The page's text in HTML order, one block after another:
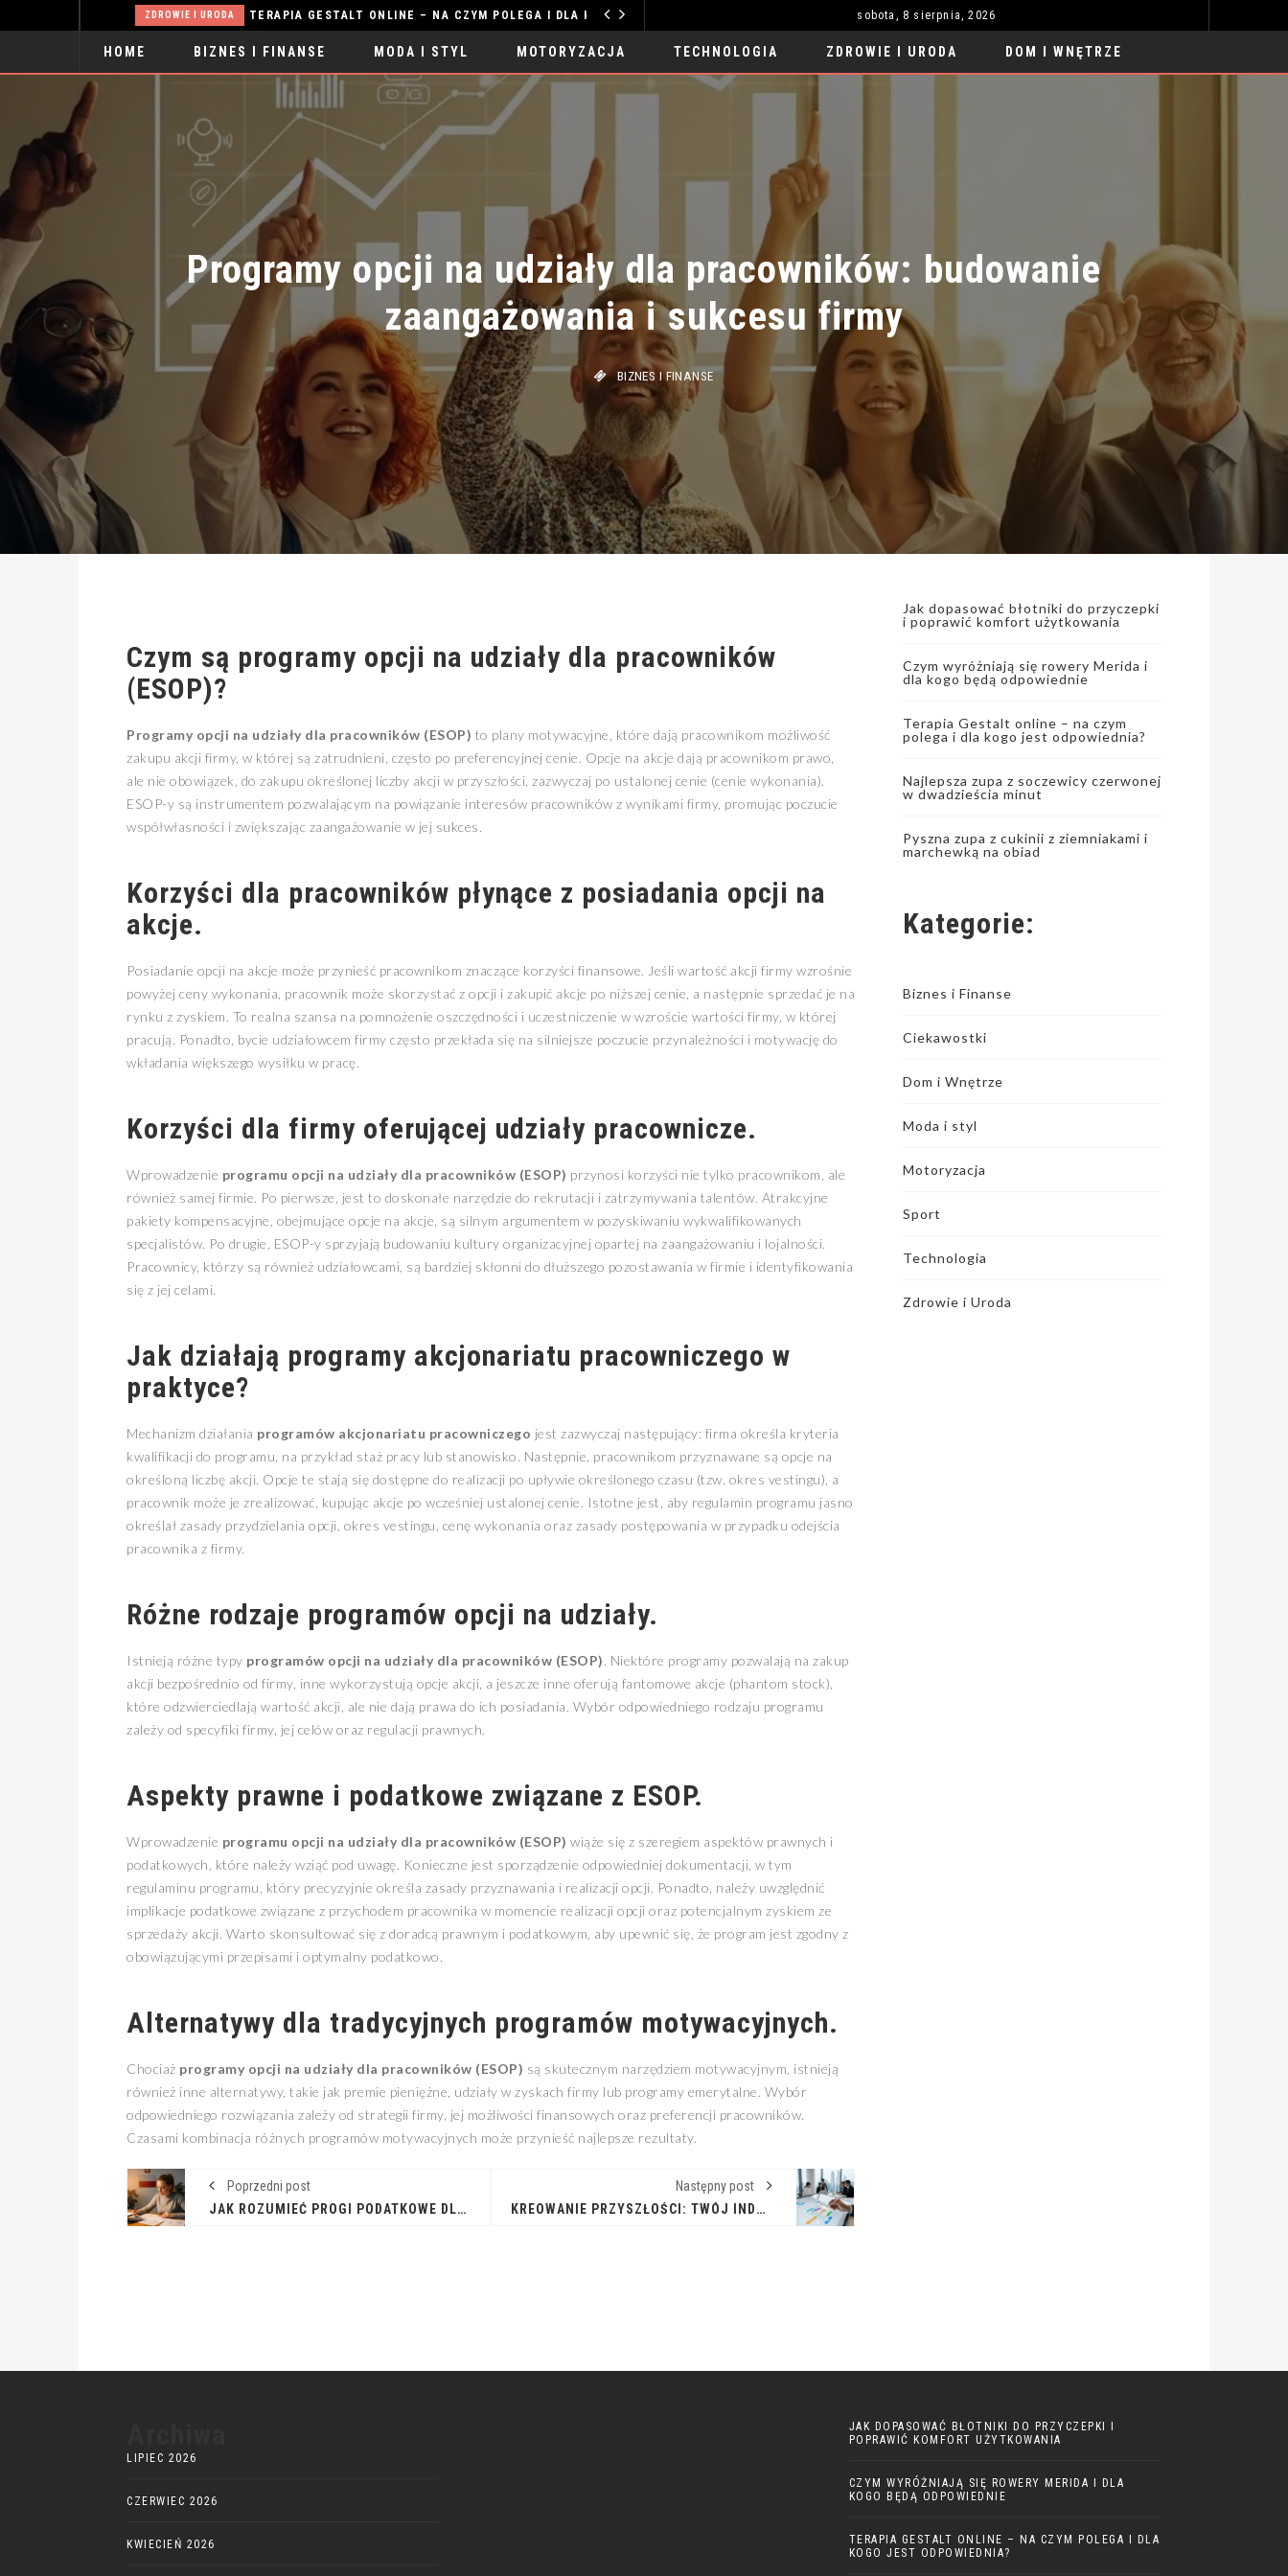
ZDROWIE I URODA TERAPIA GESTALT ONLINE – NA CZYM POLEGA I DLA KOGO JEST ODPOWIEDNIA? sobota, 8 sierpnia, 2026
HOME BIZNES I FINANSE MODA I STYL MOTORYZACJA TECHNOLOGIA ZDROWIE I URODA DOM I WNĘTRZE
Programy opcji na udziały dla pracowników: budowanie
zaangażowania i sukcesu firmy
BIZNES I FINANSE
Czym są programy opcji na udziały dla pracowników
(ESOP)?
Programy opcji na udziały dla pracowników (ESOP) to plany motywacyjne, które dają pracownikom możliwość
zakupu akcji firmy, w której są zatrudnieni, często po preferencyjnej cenie. Opcje na akcje dają pracownikom prawo,
ale nie obowiązek, do zakupu określonej liczby akcji w przyszłości, zazwyczaj po ustalonej cenie (cenie wykonania).
ESOP-y są instrumentem pozwalającym na powiązanie interesów pracowników z wynikami firmy, promując poczucie
współwłasności i zwiększając zaangażowanie w jej sukces.
Korzyści dla pracowników płynące z posiadania opcji na
akcje.
Posiadanie opcji na akcje może przynieść pracownikom znaczące korzyści finansowe. Jeśli wartość akcji firmy wzrośnie
powyżej ceny wykonania, pracownik może skorzystać z opcji i zakupić akcje po niższej cenie, a następnie sprzedać je na
rynku z zyskiem. To realna szansa na pomnożenie oszczędności i uczestniczenie w wzroście wartości firmy, w której
pracują. Ponadto, bycie udziałowcem firmy często przekłada się na silniejsze poczucie przynależności i motywację do
wkładania większego wysiłku w pracę.
Korzyści dla firmy oferującej udziały pracownicze.
Wprowadzenie programu opcji na udziały dla pracowników (ESOP) przynosi korzyści nie tylko pracownikom, ale
również samej firmie. Po pierwsze, jest to doskonałe narzędzie do rekrutacji i zatrzymywania talentów. Atrakcyjne
pakiety kompensacyjne, obejmujące opcje na akcje, są silnym argumentem w pozyskiwaniu wykwalifikowanych
specjalistów. Po drugie, ESOP-y sprzyjają budowaniu kultury organizacyjnej opartej na zaangażowaniu i lojalności.
Pracownicy, którzy są również udziałowcami, są bardziej skłonni do dłuższego pozostawania w firmie i identyfikowania
się z jej celami.
Jak działają programy akcjonariatu pracowniczego w
praktyce?
Mechanizm działania programów akcjonariatu pracowniczego jest zazwyczaj następujący: firma określa kryteria
kwalifikacji do programu, na przykład staż pracy lub stanowisko. Następnie, pracownikom przyznawane są opcje na
określoną liczbę akcji. Opcje te stają się dostępne do realizacji po upływie określonego czasu (tzw. okres vestingu), a
pracownik może je zrealizować, kupując akcje po wcześniej ustalonej cenie. Istotne jest, aby regulamin programu jasno
określał zasady przydzielania opcji, okres vestingu, cenę wykonania oraz zasady postępowania w przypadku odejścia
pracownika z firmy.
Różne rodzaje programów opcji na udziały.
Istnieją różne typy programów opcji na udziały dla pracowników (ESOP). Niektóre programy pozwalają na zakup
akcji bezpośrednio od firmy, inne wykorzystują opcje akcji, a jeszcze inne oferują fantomowe akcje (phantom stock),
które odzwierciedlają wartość akcji, ale nie dają prawa do ich posiadania. Wybór odpowiedniego rodzaju programu
zależy od specyfiki firmy, jej celów oraz regulacji prawnych.
Aspekty prawne i podatkowe związane z ESOP.
Wprowadzenie programu opcji na udziały dla pracowników (ESOP) wiąże się z szeregiem aspektów prawnych i
podatkowych, które należy wziąć pod uwagę. Konieczne jest sporządzenie odpowiedniej dokumentacji, w tym
regulaminu programu, który precyzyjnie określa zasady przyznawania i realizacji opcji. Ponadto, należy uwzględnić
implikacje podatkowe związane z przychodem pracownika w momencie realizacji opcji oraz potencjalnym zyskiem ze
sprzedaży akcji. Warto skonsultować się z doradcą prawnym i podatkowym, aby upewnić się, że program jest zgodny z
obowiązującymi przepisami i optymalny podatkowo.
Alternatywy dla tradycyjnych programów motywacyjnych.
Chociaż programy opcji na udziały dla pracowników (ESOP) są skutecznym narzędziem motywacyjnym, istnieją
również inne alternatywy, takie jak premie pieniężne, udziały w zyskach firmy lub programy emerytalne. Wybór
odpowiedniego rozwiązania zależy od strategii firmy, jej możliwości finansowych oraz preferencji pracowników.
Czasami kombinacja różnych programów motywacyjnych może przynieść najlepsze rezultaty.
Poprzedni post
JAK ROZUMIEĆ PROGI PODATKOWE DLA OSÓB FIZYCZNYCH W POLSCE?
Następny post
KREOWANIE PRZYSZŁOŚCI: TWÓJ INDYWIDUALNY PLAN ROZWOJU ZAWODOWEGO
Jak dopasować błotniki do przyczepki
i poprawić komfort użytkowania
Czym wyróżniają się rowery Merida i
dla kogo będą odpowiednie
Terapia Gestalt online – na czym
polega i dla kogo jest odpowiednia?
Najlepsza zupa z soczewicy czerwonej
w dwadzieścia minut
Pyszna zupa z cukinii z ziemniakami i
marchewką na obiad
Kategorie:
Biznes i Finanse
Ciekawostki
Dom i Wnętrze
Moda i styl
Motoryzacja
Sport
Technologia
Zdrowie i Uroda
LIPIEC 2026
CZERWIEC 2026
KWIECIEŃ 2026
JAK DOPASOWAĆ BŁOTNIKI DO PRZYCZEPKI I
POPRAWIĆ KOMFORT UŻYTKOWANIA
CZYM WYRÓŻNIAJĄ SIĘ ROWERY MERIDA I DLA
KOGO BĘDĄ ODPOWIEDNIE
TERAPIA GESTALT ONLINE – NA CZYM POLEGA I DLA
KOGO JEST ODPOWIEDNIA?